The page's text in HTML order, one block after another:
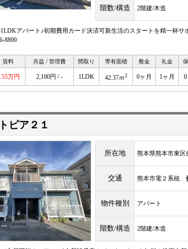
階数/構造 2階建/木造
アパート♪初期費用カード決済可新生活のスタートを精一杯
8800
賃料 共益 / 管理費 間取り 専有面積 敷金 礼金
万円 2,100円 / - 1LDK 42.37ｍ2 0ヶ月 1ヶ月 0
ピア２１
所在地 熊本県熊本市東区
交通 熊本市電２系統
物件種別 アパート
階数/構造 2階建/木造